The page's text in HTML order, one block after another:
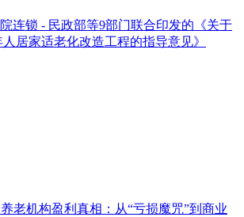
连锁 - 民政部等9部门联合印发的《关于
居家适老化改造工程的指导意见》
老机构盈利真相：从“亏损魔咒”到商业